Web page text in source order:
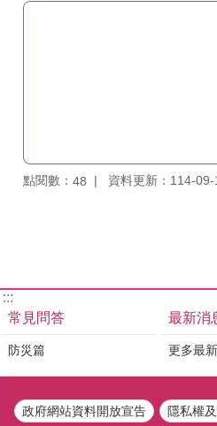
點閱數： 48 資料更新：114-
:::
常見問答
防災篇
最新消
更多最
政府網站資料開放宣告 隱私權